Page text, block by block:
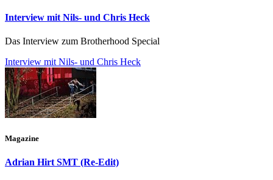
Interview mit Nils- und Chris Heck
Das Interview zum Brotherhood Special
Interview mit Nils- und Chris Heck
Magazine
Adrian Hirt SMT (Re-Edit)